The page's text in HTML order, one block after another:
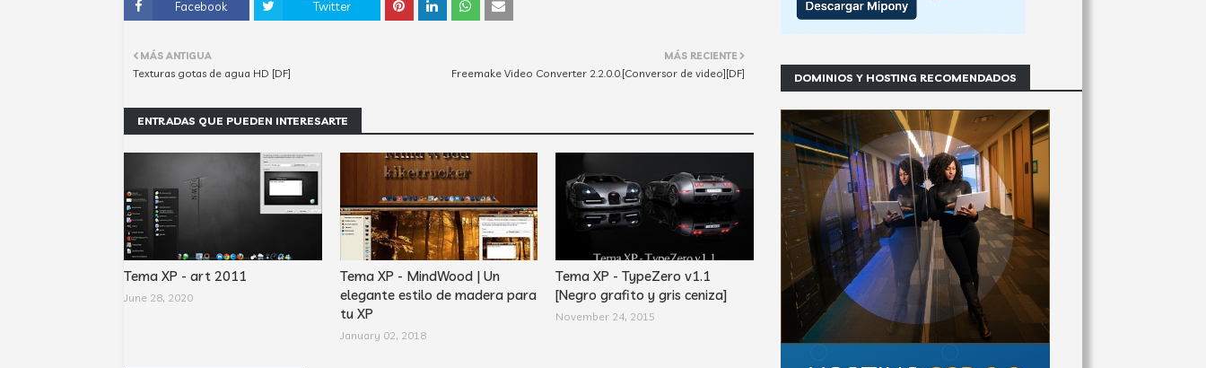
Facebook Twitter
MÁS RECIENTE
Freemake Video Converter 2.2.0.0.[Conversor de video][DF]
MÁS ANTIGUA
Texturas gotas de agua HD [DF]
ENTRADAS QUE PUEDEN INTERESARTE
Tema XP - art 2011
June 28, 2020
Tema XP - MindWood | Un
elegante estilo de madera para
tu XP
January 02, 2018
Tema XP - TypeZero v1.1
[Negro grafito y gris ceniza]
November 24, 2015
DOMINIOS Y HOSTING RECOMENDADOS